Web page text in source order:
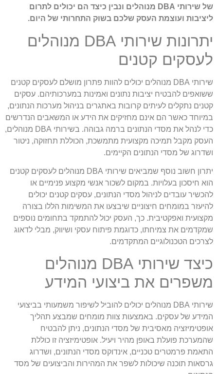
של שירותי DBA מנוהלים ונבין כיצד הם יכולים לתרום
ליציבות ועוצמת העסק שלכם בשוק התחרותי של היום.
יתרונות שירותי DBA מנוהלים
לעסקים קטנים
שירותי DBA מנוהלים יכולים להוות פתרון מושלם לעסקים קטנים
ששואפים להבטיח יציבות נתונים ואמינות במערכותיהם. עסקים
קטנים נתקלים לעיתים קרובות באתגרים בניהול מערכות הנתונים,
במיוחד כאשר הם אינם מחזיקים את הידע או המשאבים הנדרשים
כדי לנהל את מסדי הנתונים ברמה גבוהה. בשירותי DBA מנוהלים,
העסק מקבל תמיכה מקצועית מתמשכת, הכוללת תחזוקה, ניטור
ושדרוג של מסדי הנתונים הקיימים.
יתרון חשוב נוסף שמביאים שירותי DBA מנוהלים לעסקים קטנים
הוא חיסכון בעלויות. במקום לשכור אנשי מקצוע פנימיים או
להכשיר עובדים לניהול מסדי הנתונים, עסקים קטנים יכולים
להיעזר במומחים חיצוניים שיבצעו את המשימות הללו בצורה
מקצועית ואפקטיבית. כך, העסק יכול להתמקד בתחומים נוספים
שמקדמים את צמיחתו, כדוגמת פיתוח עסקי ושיווק, מבלי לדאוג
לצרכים הטכנולוגיים המתקדמים.
כיצד שירותי DBA מנוהלים
משפרים את ביצועי המידע
שירותי DBA מנוהלים יכולים להוביל לשיפור משמעותי בביצועי
המידע של עסקים. באמצעות צוות מומחים שמבצע תהליך
אופטימיזציה מאסיבית של מסדי הנתונים, ניתן להבטיח
שהמערכת פועלת באופן מהיר ויעיל. אופטימיזציה זו כוללת
התאמת פרמטרים טכניים, אינדוקס מסדי הנתונים, ושדרוג
גרסאות תוכנה שיכולות לשפר את המהירות והביצועים של מסד